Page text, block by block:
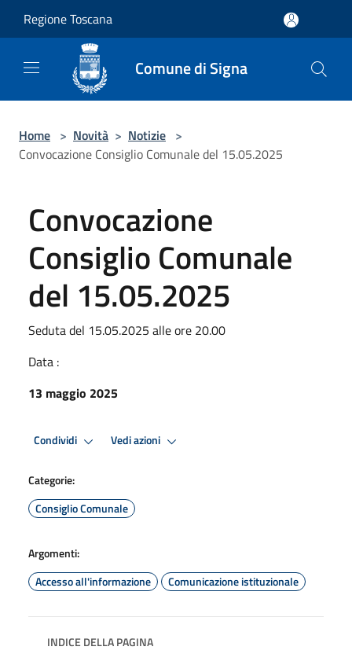
Regione Toscana
Comune di Signa
Home > Novità > Notizie >
Convocazione Consiglio Comunale del 15.05.2025
Convocazione
Consiglio Comunale
del 15.05.2025
Seduta del 15.05.2025 alle ore 20.00
Data :
13 maggio 2025
Condividi Vedi azioni
Categorie:
Consiglio Comunale
Argomenti:
Accesso all'informazione
Comunicazione istituzionale
INDICE DELLA PAGINA